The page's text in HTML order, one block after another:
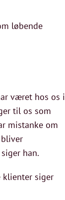
løbende
været hos os i
til os som
mistanke om
han.
klienter siger